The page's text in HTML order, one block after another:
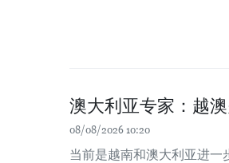
澳大利亚专家：越
08/08/2026 10:20
当前是越南和澳大利亚进